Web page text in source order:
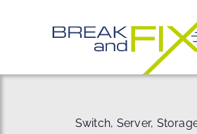
Switch, Server,